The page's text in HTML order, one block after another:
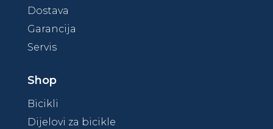
Dostava
Garancija
Servis
Shop
Bicikli
Dijelovi za bicikle